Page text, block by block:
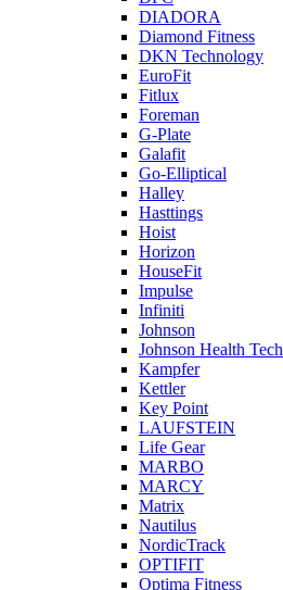
DIADORA
Diamond Fitness
DKN Technology
EuroFit
Fitlux
Foreman
G-Plate
Galafit
Go-Elliptical
Halley
Hasttings
Hoist
Horizon
HouseFit
Impulse
Infiniti
Johnson
Johnson Health Tech
Kampfer
Kettler
Key Point
LAUFSTEIN
Life Gear
MARBO
MARCY
Matrix
Nautilus
NordicTrack
OPTIFIT
Optima Fitness